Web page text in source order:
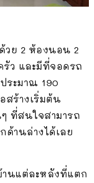
วย 2 ห้องนอน 2
ว และมีที่จอดรถ
ะมาณ 190
สร้างเริ่มต้น
ที่สนใจสามารถ
ด้านล่างได้เลย
านแต่ละหลังที่แตก